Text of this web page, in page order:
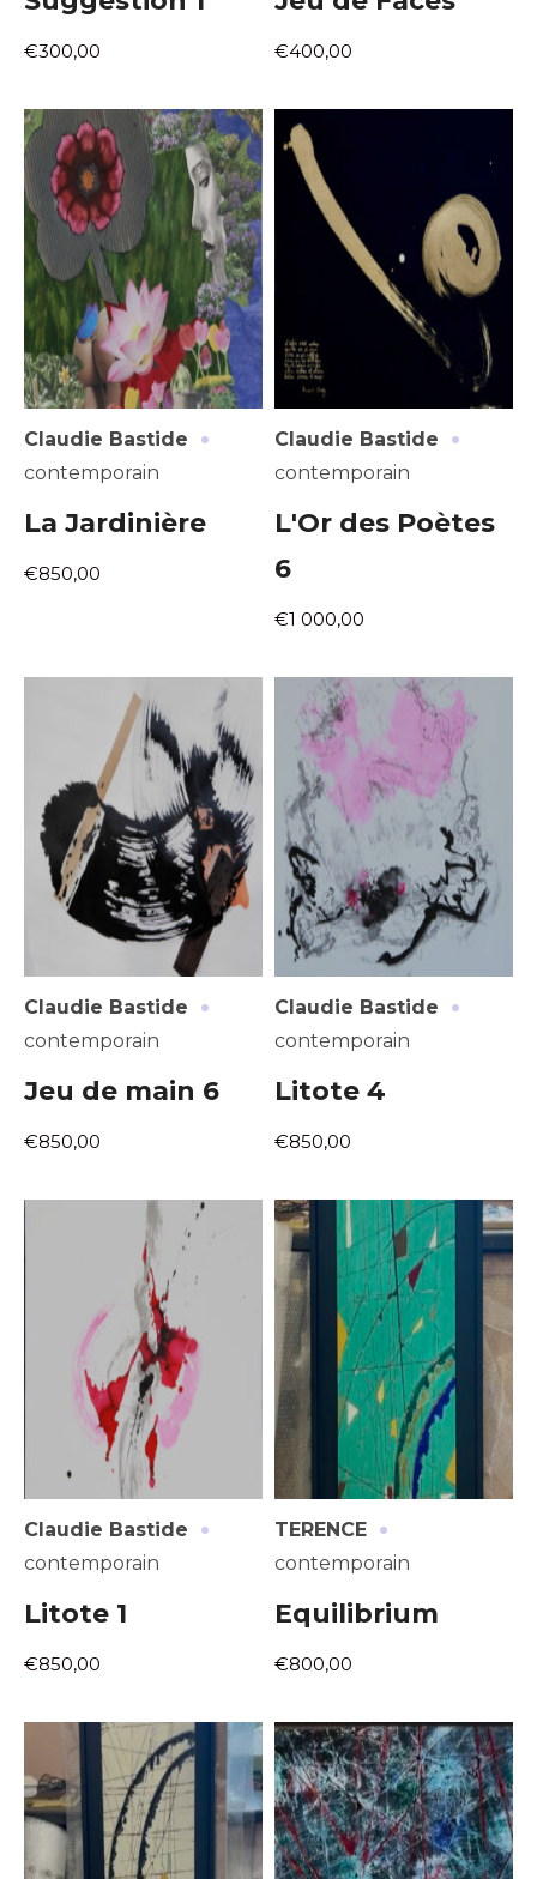
Adresse email*
Prénom
Statut / Organisation
* Champ obligatoire
Adresse email*
Prénom
Statut / Organisation
J'accepte lestermes et conditions
* Champ obligatoire
€300,00 €400,00
Claudie Bastide ·
contemporain
La Jardinière
€850,00
Claudie Bastide ·
contemporain
L'Or des Poètes
6
€1 000,00
Claudie Bastide ·
contemporain
Jeu de main 6
€850,00
Claudie Bastide ·
contemporain
Litote 4
€850,00
Claudie Bastide ·
contemporain
Litote 1
€850,00
TERENCE ·
contemporain
Equilibrium
€800,00